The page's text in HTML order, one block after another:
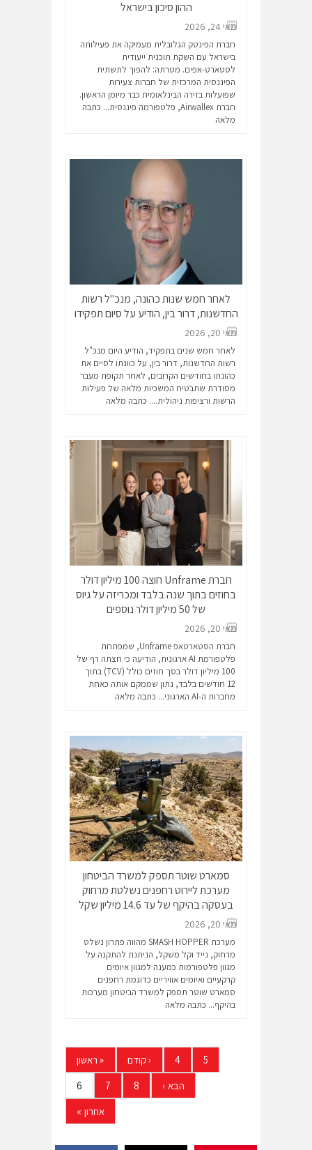
ההון סיכון בישראל
מאי 24, 2026
חברת הפינטק הגלובלית מעמיקה את פעילותה
בישראל עם השקת תוכנית ייעודית
לסטארט-אפים. מטרתה: להפוך לתשתית
הפיננסית המרכזית של חברות צעירות
שפועלות בזירה הבינלאומית כבר מיומן הראשון.
חברת Airwallex, פלטפורמה פיננסית...
כתבה
מלאה
לאחר חמש שנות כהונה, מנכ"ל רשות
החדשנות, דרור בין, הודיע על סיום תפקידו
מאי 20, 2026
לאחר חמש שנים בתפקיד, הודיע היום מנכ"ל
רשות החדשנות, דרור בין, על כוונתו לסיים את
כהונתו בחודשים הקרובים, לאחר תקופת מעבר
מסודרת שתבטיח המשכיות מלאה של פעילות
הרשות ורציפות ניהולית.... כתבה מלאה
חברת Unframe חוצה 100 מיליון דולר
בחוזים בתוך שנה בלבד ומכריזה על גיוס
של 50 מיליון דולר נוספים
מאי 20, 2026
חברת הסטארטאפ Unframe, שמפתחת
פלטפורמת AI ארגונית, הודיעה כי חצתה רף של
100 מיליון דולר בסך חוזים כולל (TCV) בתוך
12 חודשים בלבד, נתון שממקם אותה כאחת
מחברות ה-AI הארגוני...
כתבה מלאה
סמארט שוטר תספק למשרד הביטחון
מערכת ליירוט רחפנים נשלטת מרחוק
בעסקה בהיקף של עד 14.6 מיליון שקל
מאי 20, 2026
מערכת SMASH HOPPER מהווה פתרון נשלט
מרחוק, נייד וקל משקל, הניתנת להתקנה על
מגוון פלטפורמות כמענה למגוון איומים
קרקעיים ואיומים אוויריים כדוגמת רחפנים
סמארט שוטר תספק למשרד הביטחון מערכות
בהיקף... כתבה מלאה
« ראשון ‹קודם 4
5
6
7 8 הבא ›
אחרון »